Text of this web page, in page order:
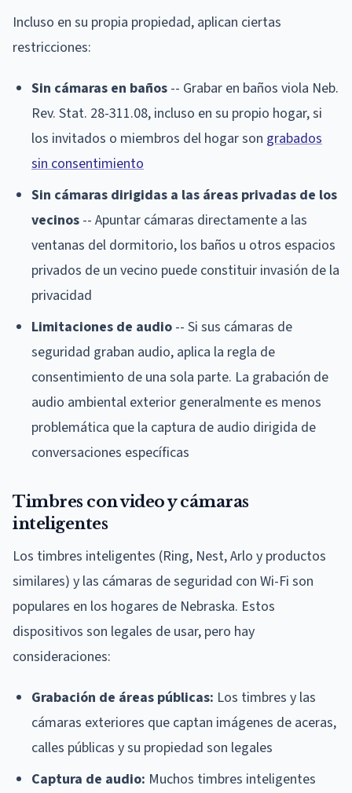
Incluso en su propia propiedad, aplican ciertas
restricciones:
Sin cámaras en baños -- Grabar en baños viola Neb.
Rev. Stat. 28-311.08, incluso en su propio hogar, si
los invitados o miembros del hogar son grabados
sin consentimiento
Sin cámaras dirigidas a las áreas privadas de los
vecinos -- Apuntar cámaras directamente a las
ventanas del dormitorio, los baños u otros espacios
privados de un vecino puede constituir invasión de la
privacidad
Limitaciones de audio -- Si sus cámaras de
seguridad graban audio, aplica la regla de
consentimiento de una sola parte. La grabación de
audio ambiental exterior generalmente es menos
problemática que la captura de audio dirigida de
conversaciones específicas
Timbres con video y cámaras
inteligentes
Los timbres inteligentes (Ring, Nest, Arlo y productos
similares) y las cámaras de seguridad con Wi-Fi son
populares en los hogares de Nebraska. Estos
dispositivos son legales de usar, pero hay
consideraciones:
Grabación de áreas públicas: Los timbres y las
cámaras exteriores que captan imágenes de aceras,
calles públicas y su propiedad son legales
Captura de audio: Muchos timbres inteligentes